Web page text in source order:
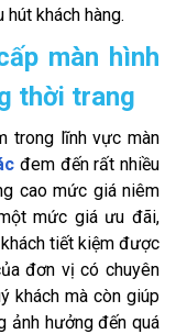
khách hàng.
màn hình
thời trang
trong lĩnh vực màn
đem đến rất nhiều
cao mức giá niêm
mức giá ưu đãi,
tiết kiệm được
đơn vị có chuyên
khách mà còn giúp
ảnh hưởng đến quá